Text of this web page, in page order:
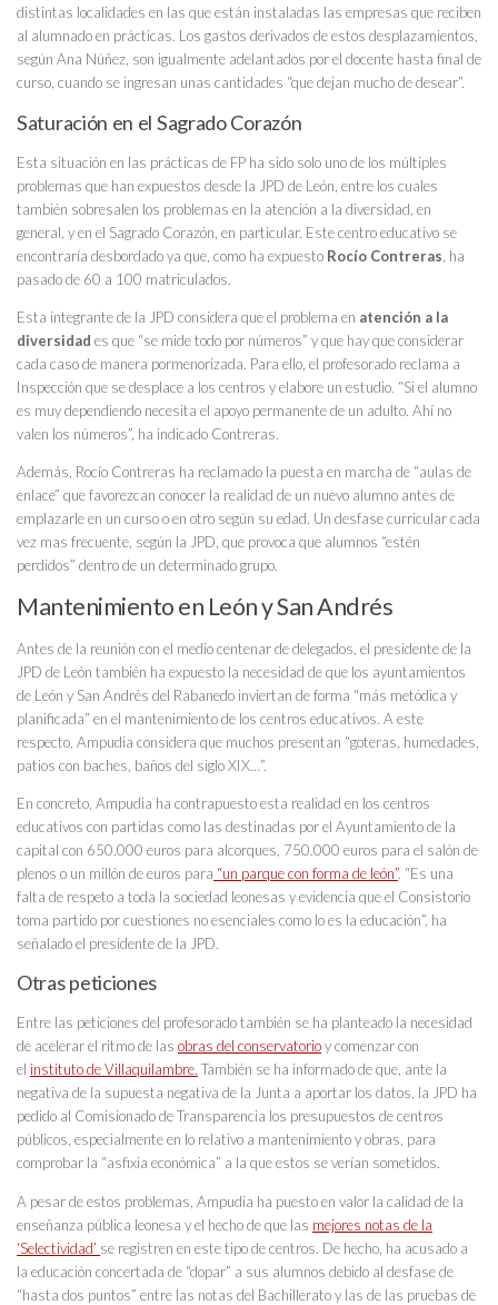
distintas localidades en las que están instaladas las empresas que reciben
al alumnado en prácticas. Los gastos derivados de estos desplazamientos,
según Ana Núñez, son igualmente adelantados por el docente hasta final de
curso, cuando se ingresan unas cantidades “que dejan mucho de desear”.
Saturación en el Sagrado Corazón
Esta situación en las prácticas de FP ha sido solo uno de los múltiples
problemas que han expuestos desde la JPD de León, entre los cuales
también sobresalen los problemas en la atención a la diversidad, en
general, y en el Sagrado Corazón, en particular. Este centro educativo se
encontraría desbordado ya que, como ha expuesto Rocío Contreras , ha
pasado de 60 a 100 matriculados.
Esta integrante de la JPD considera que el problema en atención a la
diversidad es que “se mide todo por números” y que hay que considerar
cada caso de manera pormenorizada. Para ello, el profesorado reclama a
Inspección que se desplace a los centros y elabore un estudio. “Si el alumno
es muy dependiendo necesita el apoyo permanente de un adulto. Ahí no
valen los números”, ha indicado Contreras.
Además, Rocío Contreras ha reclamado la puesta en marcha de “aulas de
enlace” que favorezcan conocer la realidad de un nuevo alumno antes de
emplazarle en un curso o en otro según su edad. Un desfase curricular cada
vez mas frecuente, según la JPD, que provoca que alumnos “estén
perdidos” dentro de un determinado grupo.
Mantenimiento en León y San Andrés
Antes de la reunión con el medio centenar de delegados, el presidente de la
JPD de León también ha expuesto la necesidad de que los ayuntamientos
de León y San Andrés del Rabanedo inviertan de forma “más metódica y
planificada” en el mantenimiento de los centros educativos. A este
respecto, Ampudia considera que muchos presentan “goteras, humedades,
patios con baches, baños del siglo XIX…”.
En concreto, Ampudia ha contrapuesto esta realidad en los centros
educativos con partidas como las destinadas por el Ayuntamiento de la
capital con 650.000 euros para alcorques, 750.000 euros para el salón de
plenos o un millón de euros para “un parque con forma de león”. “Es una
falta de respeto a toda la sociedad leonesas y evidencia que el Consistorio
toma partido por cuestiones no esenciales como lo es la educación”, ha
señalado el presidente de la JPD.
Otras peticiones
Entre las peticiones del profesorado también se ha planteado la necesidad
de acelerar el ritmo de las obras del conservatorioy comenzar con
el instituto de Villaquilambre. También se ha informado de que, ante la
negativa de la supuesta negativa de la Junta a aportar los datos, la JPD ha
pedido al Comisionado de Transparencia los presupuestos de centros
públicos, especialmente en lo relativo a mantenimiento y obras, para
comprobar la “asfixia económica” a la que estos se verían sometidos.
A pesar de estos problemas, Ampudia ha puesto en valor la calidad de la
enseñanza pública leonesa y el hecho de que las mejores notas de la
‘Selectividad’ se registren en este tipo de centros. De hecho, ha acusado a
la educación concertada de “dopar” a sus alumnos debido al desfase de
“hasta dos puntos” entre las notas del Bachillerato y las de las pruebas de